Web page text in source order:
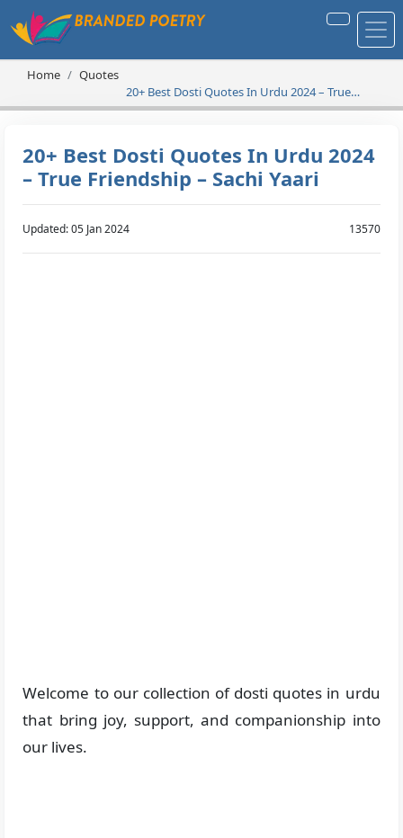
Home
Quotes
20+ Best Dosti Quotes In Urdu 2024 – True
Friendship – Sachi Yaari
20+ Best Dosti Quotes In Urdu 2024
– True Friendship – Sachi Yaari
Updated: 05 Jan 2024 13570
Welcome to our collection of dosti quotes in urdu
that bring joy, support, and companionship into
our lives.